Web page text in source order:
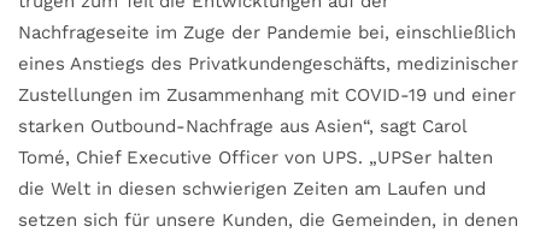
Nachfrageseite im Zuge der Pandemie bei, einschließlich
eines Anstiegs des Privatkundengeschäfts, medizinischer
Zustellungen im Zusammenhang mit COVID-19 und einer
starken Outbound-Nachfrage aus Asien“, sagt Carol
Tomé, Chief Executive Officer von UPS. „UPSer halten
die Welt in diesen schwierigen Zeiten am Laufen und
setzen sich für unsere Kunden, die Gemeinden, in denen